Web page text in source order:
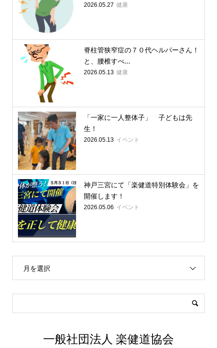
2026.05.27 健康
脊柱管狭窄症の７０代ヘルパーさん！
と、腰椎すべ...
2026.05.13 健康
「一家に一人整体子」 子どもは先
生！
2026.05.13 イベント
神戸三宮にて「楽健道特別体験会」を
開催します！
2026.05.06 イベント
月を選択
一般社団法人 楽健道協会